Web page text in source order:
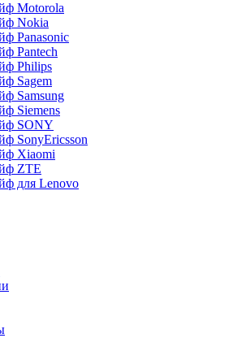
Motorola
Nokia
Panasonic
Pantech
Philips
Sagem
Samsung
Siemens
SONY
SonyEricsson
Xiaomi
ZTE
для Lenovo